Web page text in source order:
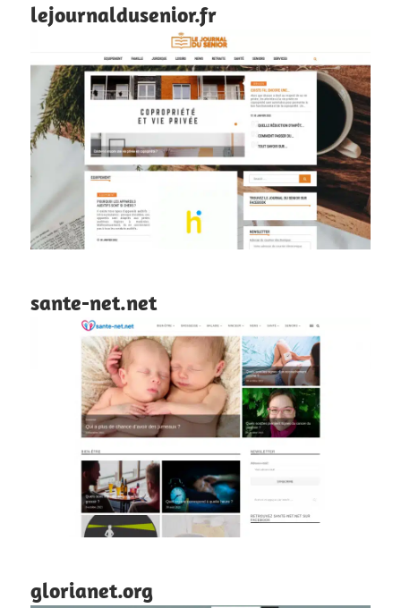
lejournaldusenior.fr
sante-net.net
glorianet.org